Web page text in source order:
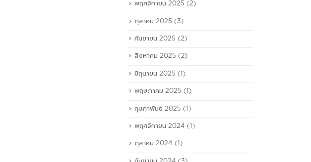
พฤศจิกายน 2025 (2)
ตุลาคม 2025 (3)
กันยายน 2025 (2)
สิงหาคม 2025 (2)
มิถุนายน 2025 (1)
พฤษภาคม 2025 (1)
กุมภาพันธ์ 2025 (1)
พฤศจิกายน 2024 (1)
ตุลาคม 2024 (1)